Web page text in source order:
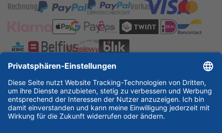
Rechnung Vorkasse
ESSKA International
new
new new